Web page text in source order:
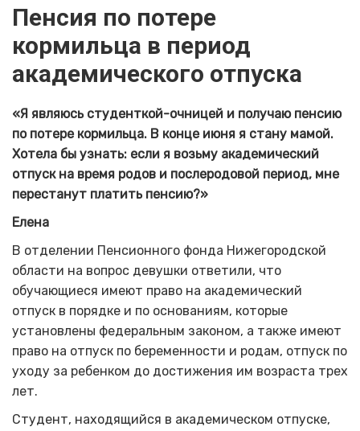
Пенсия по потере
кормильца в период
академического отпуска
«Я являюсь студенткой-очницей и получаю пенсию
по потере кормильца. В конце июня я стану мамой.
Хотела бы узнать: если я возьму академический
отпуск на время родов и послеродовой период, мне
перестанут платить пенсию?»
Елена
В отделении Пенсионного фонда Нижегородской
области на вопрос девушки ответили, что
обучающиеся имеют право на академический
отпуск в порядке и по основаниям, которые
установлены федеральным законом, а также имеют
право на отпуск по беременности и родам, отпуск по
уходу за ребенком до достижения им возраста трех
лет.
Студент, находящийся в академическом отпуске,